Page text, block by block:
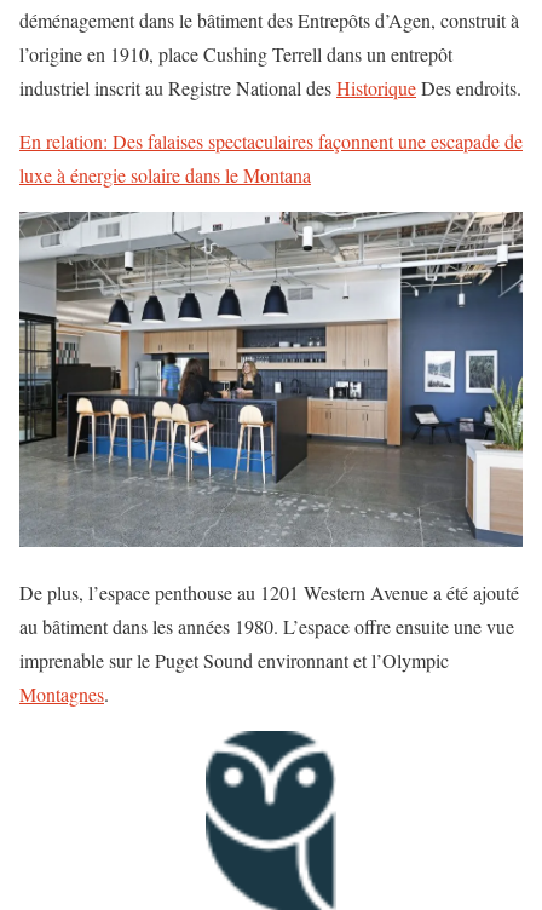
déménagement dans le bâtiment des Entrepôts d’Agen, construit à
l’origine en 1910, place Cushing Terrell dans un entrepôt
industriel inscrit au Registre National desHistoriqueDes endroits.
En relation: Des falaises spectaculaires façonnent une escapade de
luxe à énergie solaire dans le Montana
De plus, l’espace penthouse au 1201 Western Avenue a été ajouté
au bâtiment dans les années 1980. L’espace offre ensuite une vue
imprenable sur le Puget Sound environnant et l’Olympic
Montagnes.